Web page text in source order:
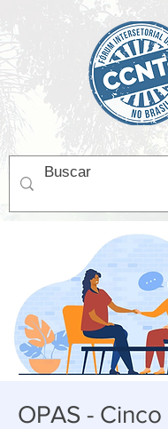
OPAS - Cinco